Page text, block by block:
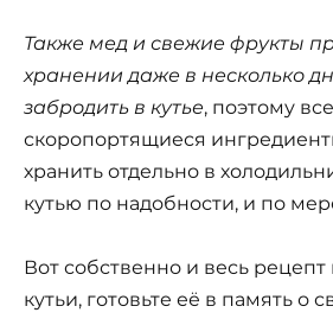
Также мед и свежие фрукты
хранении даже в несколько
забродить в кутье, поэтому
скоропортящиеся
хранить отдельно в
кутью по надобности, и по
Вот собственно и весь
кутьи, готовьте её в память о